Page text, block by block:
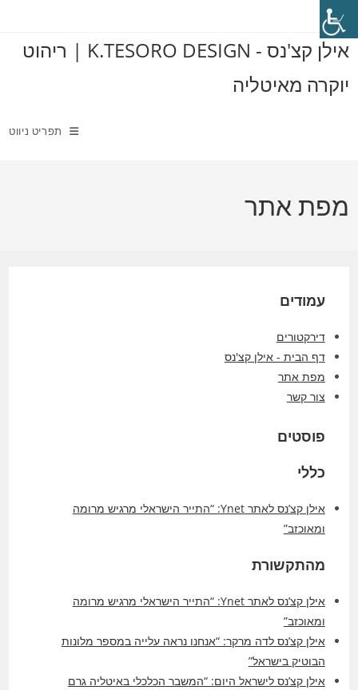
content
אילן קצ'נס - K.TESORO DESIGN | ריהוט
יוקרה מאיטליה
תפריט ניווט
מפת אתר
עמודים
דירקטורים
דף הבית - אילן קצ'נס
מפת אתר
צור קשר
פוסטים
כללי
אילן קצ’נס לאתר Ynet: “התייר הישראלי מרגיש מרומה
ומאוכזב”
מהתקשורת
אילן קצ’נס לאתר Ynet: “התייר הישראלי מרגיש מרומה
ומאוכזב”
אילן קצ’נס לדה מרקר: “אנחנו נראה עלייה במספר מלונות
הבוטיק בישראל”
אילן קצ’נס לישראל היום: “המשבר הכלכלי באיטליה גרם